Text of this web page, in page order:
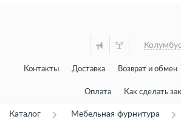
Колумбус
Контакты Доставка Возврат и обмен
Оплата Как сделать
Каталог Мебельная фурнитура